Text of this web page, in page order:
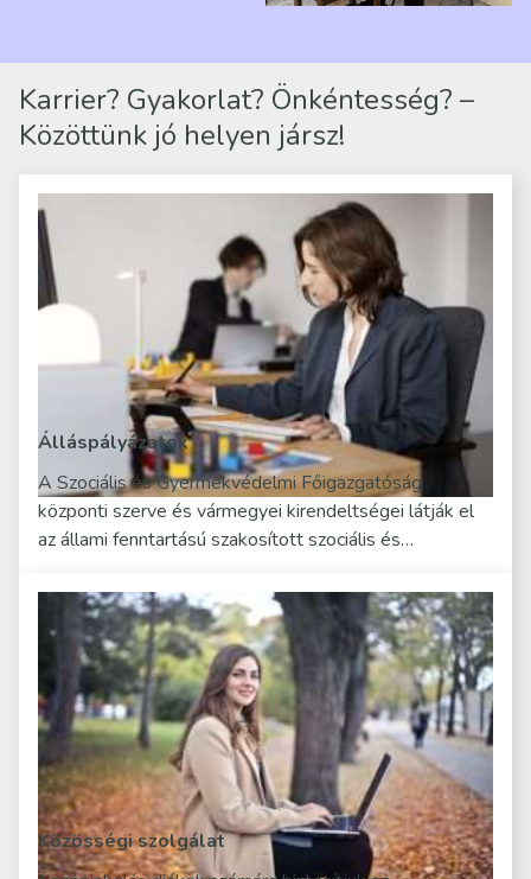
Karrier? Gyakorlat? Önkéntesség? –
Közöttünk jó helyen jársz!
Álláspályázatok
A Szociális és Gyermekvédelmi Főigazgatóság
központi szerve és vármegyei kirendeltségei látják el
az állami fenntartású szakosított szociális és…
Közösségi szolgálat